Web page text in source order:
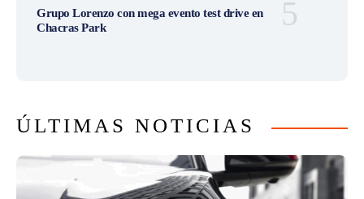
Grupo Lorenzo con mega evento test drive en
Chacras Park
ÚLTIMAS NOTICIAS